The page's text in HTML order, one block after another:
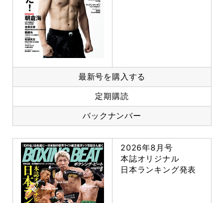
最新号を購入する
定期購読
バックナンバー
2026年8月号
本誌オリジナル
日本ランキング発表